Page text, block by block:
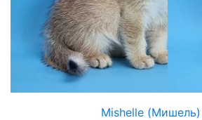
Mishelle (Мишель)